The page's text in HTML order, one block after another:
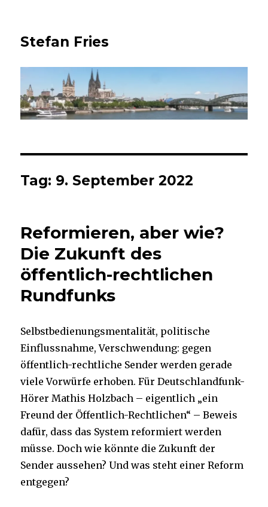
Stefan Fries
Tag: 9. September 2022
Reformieren, aber wie?
Die Zukunft des
öffentlich-rechtlichen
Rundfunks
Selbstbedienungsmentalität, politische
Einflussnahme, Verschwendung: gegen
öffentlich-rechtliche Sender werden gerade
viele Vorwürfe erhoben. Für Deutschlandfunk-
Hörer Mathis Holzbach – eigentlich „ein
Freund der Öffentlich-Rechtlichen“ – Beweis
dafür, dass das System reformiert werden
müsse. Doch wie könnte die Zukunft der
Sender aussehen? Und was steht einer Reform
entgegen?